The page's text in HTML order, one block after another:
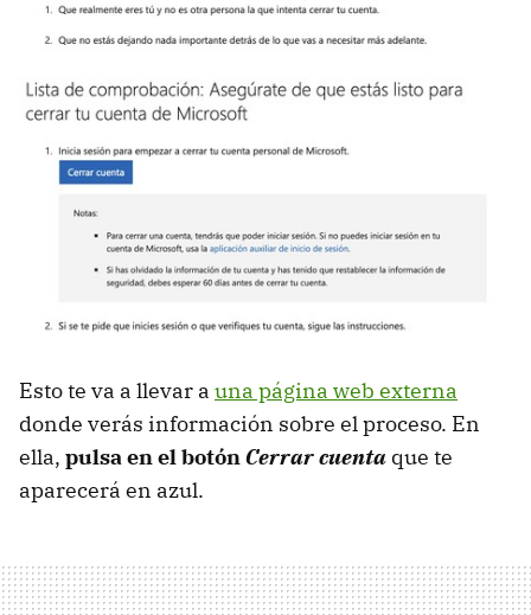
Esto te va a llevar a una página web externa
donde verás información sobre el proceso. En
ella, pulsa en el botón Cerrar cuenta que te
aparecerá en azul.